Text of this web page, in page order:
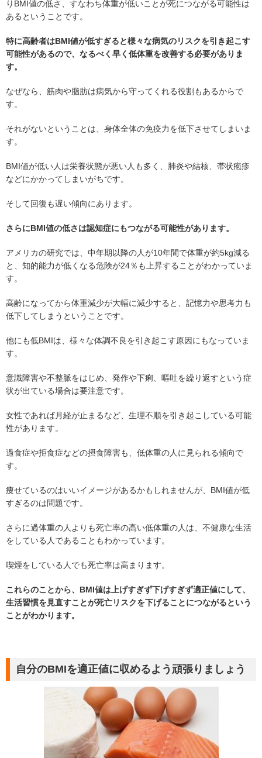
りBMI値の低さ、すなわち体重が低いことが死につながる可能性は
あるということです。
特に高齢者はBMI値が低すぎると様々な病気のリスクを引き起こす
可能性があるので、なるべく早く低体重を改善する必要がありま
す。
なぜなら、筋肉や脂肪は病気から守ってくれる役割もあるからで
す。
それがないということは、身体全体の免疫力を低下させてしまいま
す。
BMI値が低い人は栄養状態が悪い人も多く、肺炎や結核、帯状疱疹
などにかかってしまいがちです。
そして回復も遅い傾向にあります。
さらにBMI値の低さは認知症にもつながる可能性があります。
アメリカの研究では、中年期以降の人が10年間で体重が約5kg減る
と、知的能力が低くなる危険が24％も上昇することがわかっていま
す。
高齢になってから体重減少が大幅に減少すると、記憶力や思考力も
低下してしまうということです。
他にも低BMIは、様々な体調不良を引き起こす原因にもなっていま
す。
意識障害や不整脈をはじめ、発作や下痢、嘔吐を繰り返すという症
状が出ている場合は要注意です。
女性であれば月経が止まるなど、生理不順を引き起こしている可能
性があります。
過食症や拒食症などの摂食障害も、低体重の人に見られる傾向で
す。
痩せているのはいいイメージがあるかもしれませんが、BMI値が低
すぎるのは問題です。
さらに過体重の人よりも死亡率の高い低体重の人は、不健康な生活
をしている人であることもわかっています。
喫煙をしている人でも死亡率は高まります。
これらのことから、BMI値は上げすぎず下げすぎず適正値にして、
生活習慣を見直すことが死亡リスクを下げることにつながるという
ことがわかります。
自分のBMIを適正値に収めるよう頑張りましょう